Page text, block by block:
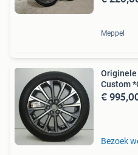
Meppel
Originele
Custom
€
Bezoek